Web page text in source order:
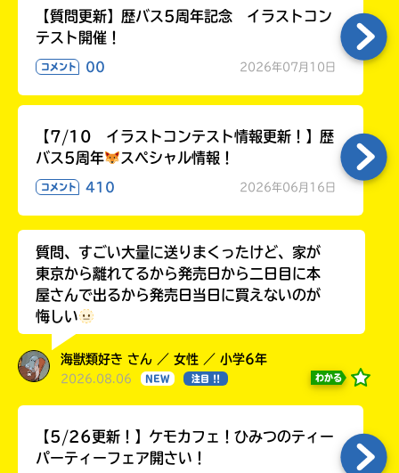
【質問更新】歴バス5周年記念 イラストコン
テスト開催！
コメント 00 2026年07月10日
【7/10 イラストコンテスト情報更新！】歴
バス5周年
スペシャル情報！
コメント 410 2026年06月16日
質問、すごい大量に送りまくったけど、家が
東京から離れてるから発売日から二日目に本
屋さんで出るから発売日当日に買えないのが
悔しい
海獣類好き さん ／ 女性 ／ 小学6年
2026.08.06 NEW 注目 !! わかる
【5/26更新！】ケモカフェ！ひみつのティー
パーティーフェア開さい！